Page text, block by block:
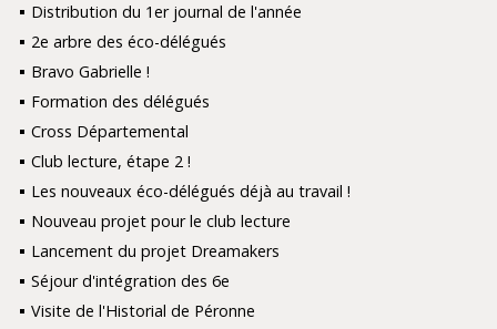
Distribution du 1er journal de l'année
2e arbre des éco-délégués
Bravo Gabrielle !
Formation des délégués
Cross Départemental
Club lecture, étape 2 !
Les nouveaux éco-délégués déjà au travail !
Nouveau projet pour le club lecture
Lancement du projet Dreamakers
Séjour d'intégration des 6e
Visite de l'Historial de Péronne